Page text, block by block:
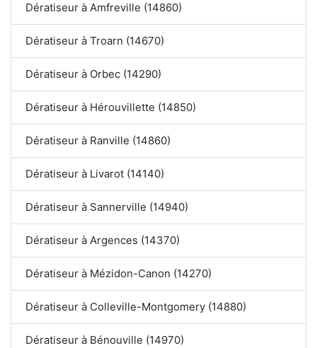
Dératiseur à Amfreville (14860)
Dératiseur à Troarn (14670)
Dératiseur à Orbec (14290)
Dératiseur à Hérouvillette (14850)
Dératiseur à Ranville (14860)
Dératiseur à Livarot (14140)
Dératiseur à Sannerville (14940)
Dératiseur à Argences (14370)
Dératiseur à Mézidon-Canon (14270)
Dératiseur à Colleville-Montgomery (14880)
Dératiseur à Bénouville (14970)